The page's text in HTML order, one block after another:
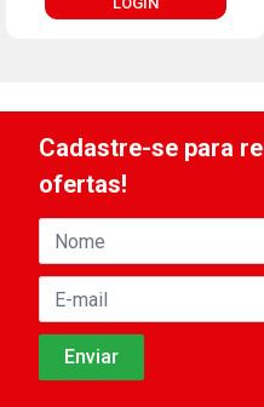
Cadastre-se para
ofertas!